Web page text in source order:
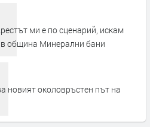
ми е по сценарий, искам
община Минерални бани
новият околовръстен път на